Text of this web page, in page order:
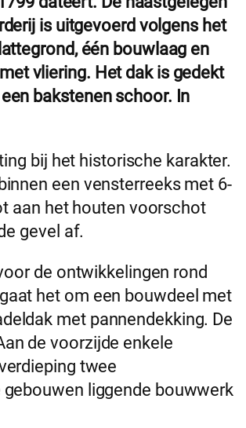
is uitgevoerd volgens het
één bouwlaag en
vliering. Het dak is gedekt
bakstenen schoor. In
bij het historische karakter.
een vensterreeks met 6-
aan het houten voorschot
gevel af.
de ontwikkelingen rond
het om een bouwdeel met
met pannendekking. De
de voorzijde enkele
twee
liggende bouwwerk